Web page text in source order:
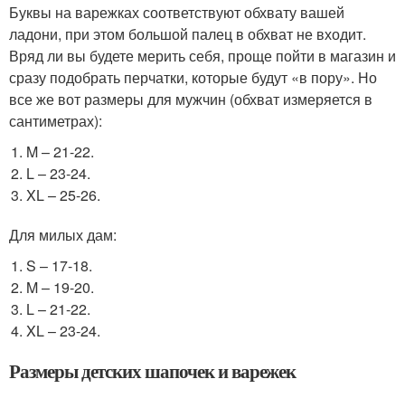
Буквы на варежках соответствуют обхвату вашей
ладони, при этом большой палец в обхват не входит.
Вряд ли вы будете мерить себя, проще пойти в магазин и
сразу подобрать перчатки, которые будут «в пору». Но
все же вот размеры для мужчин (обхват измеряется в
сантиметрах):
M – 21-22.
L – 23-24.
XL – 25-26.
Для милых дам:
S – 17-18.
M – 19-20.
L – 21-22.
XL – 23-24.
Размеры детских шапочек и варежек